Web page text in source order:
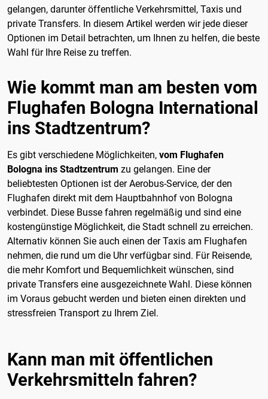
gelangen, darunter öffentliche Verkehrsmittel, Taxis und
private Transfers. In diesem Artikel werden wir jede dieser
Optionen im Detail betrachten, um Ihnen zu helfen, die beste
Wahl für Ihre Reise zu treffen.
Wie kommt man am besten vom
Flughafen Bologna International
ins Stadtzentrum?
Es gibt verschiedene Möglichkeiten, vom Flughafen
Bologna ins Stadtzentrum zu gelangen. Eine der
beliebtesten Optionen ist der Aerobus-Service, der den
Flughafen direkt mit dem Hauptbahnhof von Bologna
verbindet. Diese Busse fahren regelmäßig und sind eine
kostengünstige Möglichkeit, die Stadt schnell zu erreichen.
Alternativ können Sie auch einen der Taxis am Flughafen
nehmen, die rund um die Uhr verfügbar sind. Für Reisende,
die mehr Komfort und Bequemlichkeit wünschen, sind
private Transfers eine ausgezeichnete Wahl. Diese können
im Voraus gebucht werden und bieten einen direkten und
stressfreien Transport zu Ihrem Ziel.
Kann man mit öffentlichen
Verkehrsmitteln fahren?